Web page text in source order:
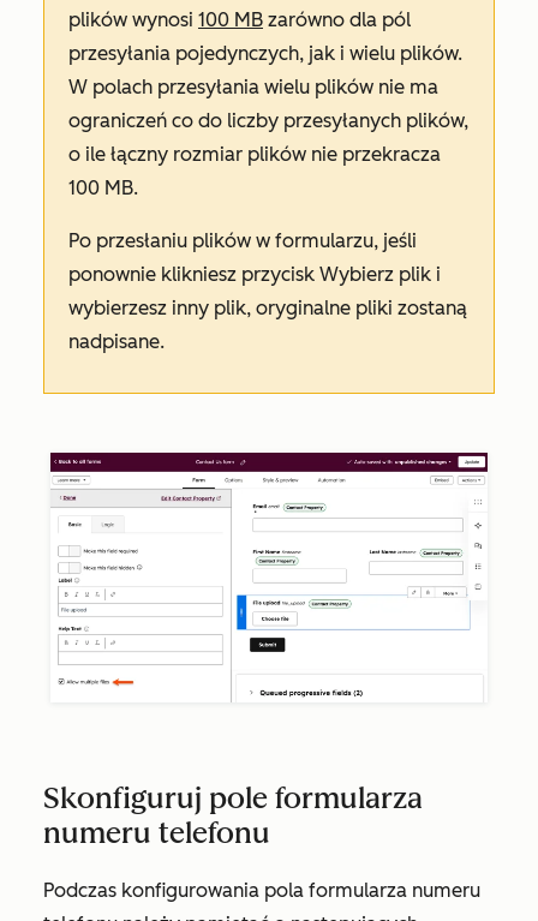
plików wynosi 100 MB zarówno dla pól
przesyłania pojedynczych, jak i wielu plików.
W polach przesyłania wielu plików nie ma
ograniczeń co do liczby przesyłanych plików,
o ile łączny rozmiar plików nie przekracza
100 MB.
Po przesłaniu plików w formularzu, jeśli
ponownie klikniesz przycisk Wybierz plik i
wybierzesz inny plik, oryginalne pliki zostaną
nadpisane.
Skonfiguruj pole formularza
numeru telefonu
Podczas konfigurowania pola formularza numeru